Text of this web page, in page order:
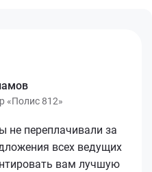
«Полис 812»
переплачивали за
всех ведущих
вам лучшую